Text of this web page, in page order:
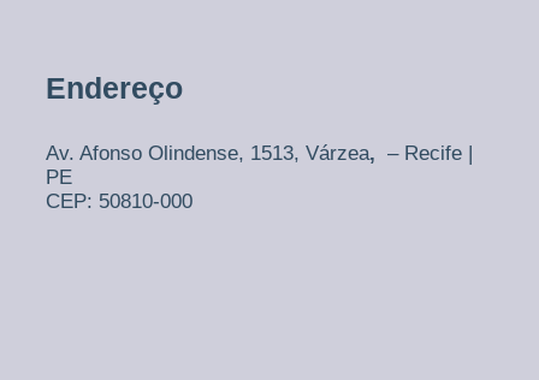
Endereço
Av. Afonso Olindense, 1513, Várzea, – Recife |
PE
CEP: 50810-000